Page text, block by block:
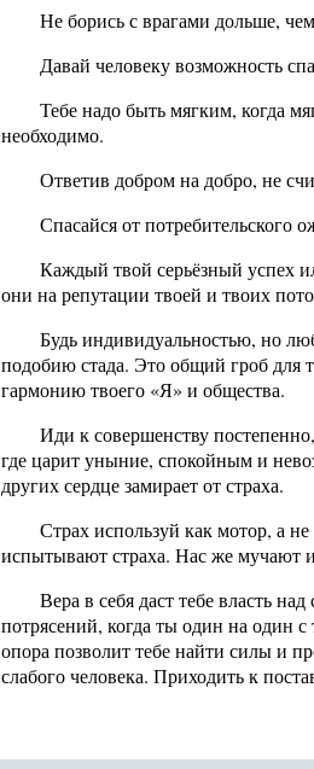
Не борись с врагами дольше,
Давай человеку возможность
Тебе надо быть мягким, когда
необходимо.
Ответив добром на добро, не
Спасайся от потребительского
Каждый твой серьёзный успех
они на репутации твоей и твоих
Будь индивидуальностью, но
подобию стада. Это общий гроб для
гармонию твоего «Я» и общества.
Иди к совершенству
где царит уныние, спокойным и
других сердце замирает от страха.
Страх используй как мотор, а
испытывают страха. Нас же мучают
Вера в себя даст тебе власть
потрясений, когда ты один на один с
опора позволит тебе найти силы и
слабого человека. Приходить к